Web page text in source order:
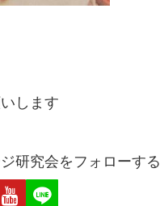
します
研究会をフォローする